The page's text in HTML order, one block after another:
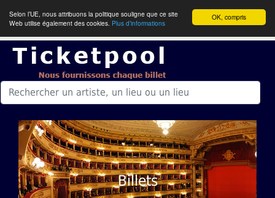
OK, compris
Selon l’UE, nous attribuons la politique souligne que ce site
Web utilise également des cookies. Plus d’informations
Billets